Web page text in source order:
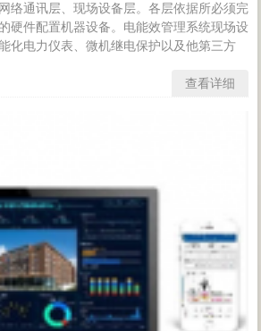
络通讯层、现场设备层。各层依据所必须完
硬件配置机器设备。电能效管理系统现场设
化电力仪表、微机继电保护以及他第三方
查看详细